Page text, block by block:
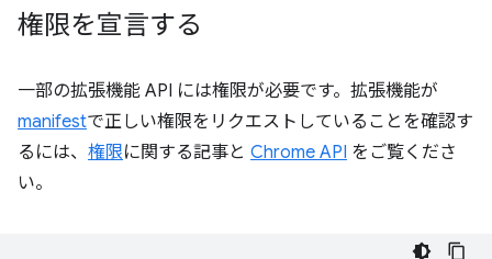
権限を宣言する
一部の拡張機能 API には権限が必要です。拡張機能が
manifestで正しい権限をリクエストしていることを確認す
るには、 権限に関する記事と Chrome API をご覧くださ
い。